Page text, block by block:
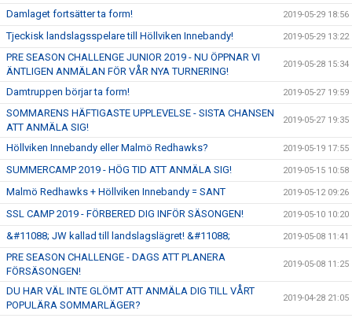
Damlaget fortsätter ta form! 2019-05-29 18:56
Tjeckisk landslagsspelare till Höllviken Innebandy! 2019-05-29 13:22
PRE SEASON CHALLENGE JUNIOR 2019 - NU ÖPPNAR VI
ÄNTLIGEN ANMÄLAN FÖR VÅR NYA TURNERING!
2019-05-28 15:34
Damtruppen börjar ta form! 2019-05-27 19:59
SOMMARENS HÄFTIGASTE UPPLEVELSE - SISTA CHANSEN
ATT ANMÄLA SIG!
2019-05-27 19:35
Höllviken Innebandy eller Malmö Redhawks? 2019-05-19 17:55
SUMMERCAMP 2019 - HÖG TID ATT ANMÄLA SIG! 2019-05-15 10:58
Malmö Redhawks + Höllviken Innebandy = SANT 2019-05-12 09:26
SSL CAMP 2019 - FÖRBERED DIG INFÖR SÄSONGEN! 2019-05-10 10:20
&#11088; JW kallad till landslagslägret! &#11088; 2019-05-08 11:41
PRE SEASON CHALLENGE - DAGS ATT PLANERA
FÖRSÄSONGEN!
2019-05-08 11:25
DU HAR VÄL INTE GLÖMT ATT ANMÄLA DIG TILL VÅRT
POPULÄRA SOMMARLÄGER?
2019-04-28 21:05